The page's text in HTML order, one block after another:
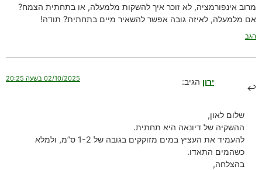
מרוב אינפורמציה, לא זוכר איך להשקות מלמעלה, או בתחתית הצמח?
אם מלמעלה, לאיזה גובה אפשר להשאיר מיים בתחתית? תודה!
הגב
ירון הגיב: 02/10/2025 בשעה 20:25
שלום לאון,
ההשקיה של דיונאה היא תחתית.
להעמיד את העציץ במים מזוקקים בגובה של 1-2 ס”מ, ולמלא
כשהמים התאדו.
בהצלחה,